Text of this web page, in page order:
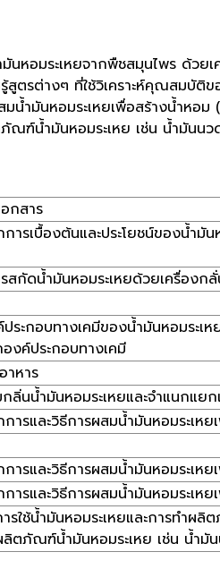
มระเหยจากพืชสมุนไพร ด้วยเ
สูตรต่างๆ ที่ใช้วิเคราะห์คุณสม
ำมันหอมระเหยเพื่อสร้างน้ำหอ
ณฑ์น้ำมันหอมระเหย เช่น น้ำมันน
กสาร
ารเบื้องต้นและประโยชน์ของน้ำ
สกัดน้ำมันหอมระเหยด้วยเครื่องก
ระกอบทางเคมีของน้ำมันหอมระ
องค์ประกอบทางเคมี
าหาร
ลิ่นน้ำมันหอมระเหยและจำแนกแย
การและวิธีการผสมน้ำมันหอมระ
ารและวิธีการผสมน้ำมันหอมระเ
การและวิธีการผสมน้ำมันหอมระ
รใช้น้ำมันหอมระเหยและการทำผ
ลิตภัณฑ์น้ำมันหอมระเหย เช่น น้ำมั